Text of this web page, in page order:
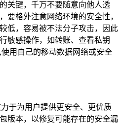
关键，千万不要随意向他人透
要格外注意网络环境的安全性，
低，容易被不法分子攻击，因此
敏感操作，如转账、查看私钥
用自己的移动数据网络或安全
于为用户提供更安全、更优质
版本，以修复可能存在的安全漏